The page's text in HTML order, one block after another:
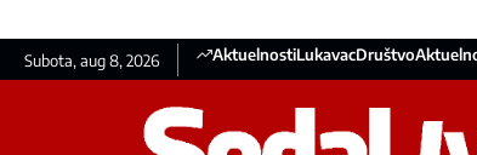
Subota, aug 8, 2026 AktuelnostiLukavacDruštvo